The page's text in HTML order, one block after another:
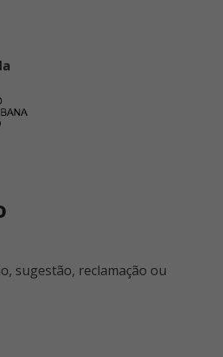
sugestão, reclamação ou